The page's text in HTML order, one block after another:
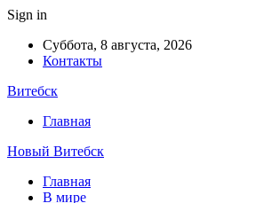
Sign in
Суббота, 8 августа, 2026
Контакты
Витебск
Главная
Новый Витебск
Главная
В мире